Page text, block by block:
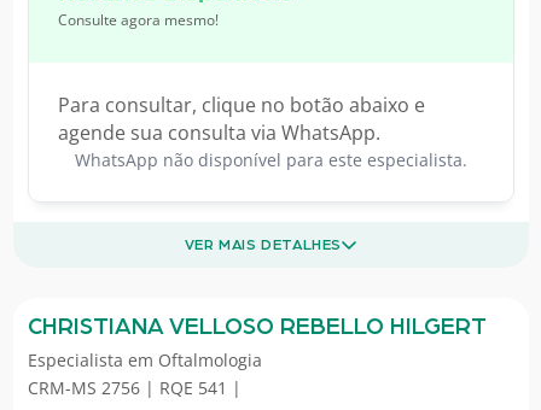
Consulte agora mesmo!
Para consultar, clique no botão abaixo e
agende sua consulta via WhatsApp.
WhatsApp não disponível para este especialista.
VER MAIS DETALHES
CHRISTIANA VELLOSO REBELLO HILGERT
Especialista em Oftalmologia
CRM-MS 2756 | RQE 541 |